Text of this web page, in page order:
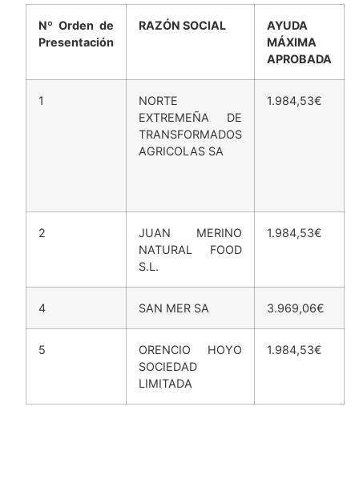
Nº Orden de
Presentación
RAZÓN SOCIAL
AYUDA
MÁXIMA
APROBADA
1
NORTE
EXTREMEÑA DE
TRANSFORMADOS
AGRICOLAS SA
1.984,53€
2
JUAN MERINO
NATURAL FOOD
S.L.
1.984,53€
4 SAN MER SA 3.969,06€
5
ORENCIO HOYO
SOCIEDAD
LIMITADA
1.984,53€